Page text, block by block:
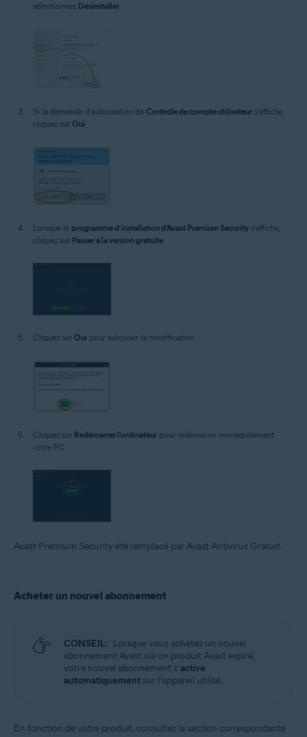
sélectionnez Désinstaller.
Si la demande d’autorisation de Contrôle de compte utilisateur s’affiche,
cliquez sur Oui.
Lorsque le programme d’installation d’Avast Premium Security s’affiche,
cliquez sur Passer à la version gratuite
Cliquez sur Oui pour autoriser la modification.
Cliquez sur Redémarrer l'ordinateur pour redémarrer immédiatement
votre PC.
Avast Premium Security été remplacé par Avast Antivirus Gratuit.
Acheter un nouvel abonnement
CONSEIL: Lorsque vous achetez un nouvel
abonnement Avast via un produit Avast expiré,
votre nouvel abonnement s’active
automatiquement sur l’appareil utilisé.
En fonction de votre produit, consultez la section correspondante